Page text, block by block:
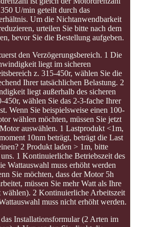
U/min geteilt durch das
Um die Nichtanwendbarkeit
urteilen Sie bitte nach dem
bevor Sie die Bestellung aufgeben.
den Verzögerungsbereich. 1 Die
liegt im sicheren
z. 315-450r, wählen Sie die
Ihrer tatsächlichen Belastung. 2
liegt außerhalb des sicheren
450r, wählen Sie das 2-3-fache Ihrer
Wenn Sie beispielsweise einen 100-
wählen möchten, müssen Sie jetzt
auswählen. 1 Lastprodukt <1m,
10nm beträgt, beträgt die Last
2 Produkt laden > 1m, bitte
1 Kontinuierliche Betriebszeit des
Wattauswahl muss erhöht werden
Sie möchten, dass der Motor 5h
müssen Sie mehr Watt als Ihre
wählen). 2 Kontinuierliche Arbeitszeit
muss nicht erhöht werden.
Installationsformular (2 Arten im